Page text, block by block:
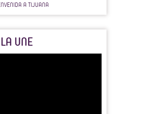
A TIJUANA
UNE